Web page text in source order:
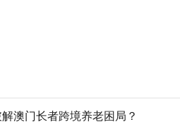
澳门长者跨境养老困局？